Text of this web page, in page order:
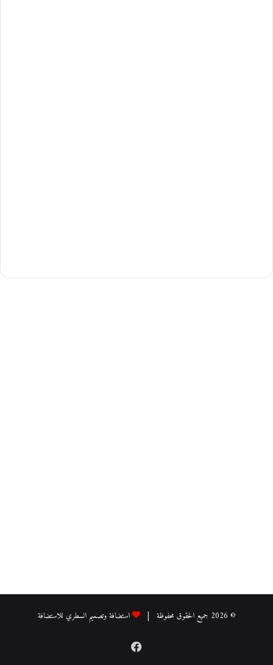
© 2026 جميع الحقوق محفوظة | استضافة وتصميم السطري للاستضافة